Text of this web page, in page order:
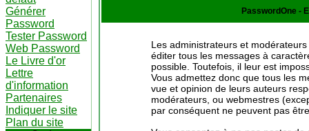
Générer
Password
Tester Password
Web Password
Le Livre d'or
Lettre
d'information
Partenaires
Indiquer le site
Plan du site
PasswordOne -
Les administrateurs et
éditer tous les messages à
possible. Toutefois, il leur est
Vous admettez donc que tous les
vue et opinion de leurs auteurs
modérateurs, ou webmestres
par conséquent ne peuvent pas